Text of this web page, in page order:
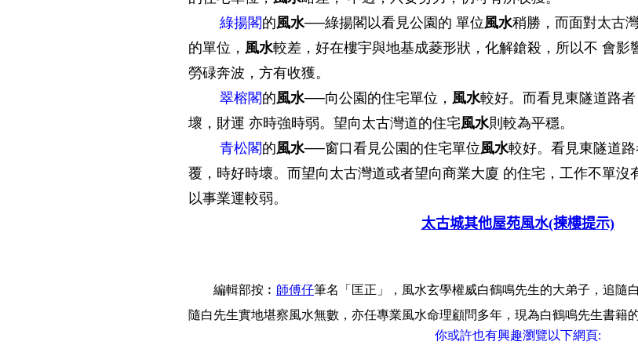
綠揚閣的風水──綠揚閣以看見公園的 單位風水稍勝，而面對太古
的單位， 風水較差，好在樓宇與地基成菱形狀，化解鎗殺，所以不 會影
勞碌奔波，方有收獲。
翠榕閣的風水──向公園的住宅單位， 風水較好。而看見東隧道路
壞，財運 亦時強時弱。望向太古灣道的住宅風水則較為平穩。
青松閣的風水──窗口看見公園的住宅單位風水較好。看見東隧道
覆，時好時壞。而望向太古灣道或者望向商業大廈 的住宅，工作不單沒
以事業運較弱。
太古城其他屋苑風水(揀樓提示)
編輯部按︰ 師傅仔筆名「匡正」，風水玄學權威白鶴鳴先生的大弟子，追隨
隨白先生實地堪察風水無數，亦任專業風水命理顧問多年，現為白鶴鳴先生書籍的
你或許也有興趣瀏覽以下網頁: